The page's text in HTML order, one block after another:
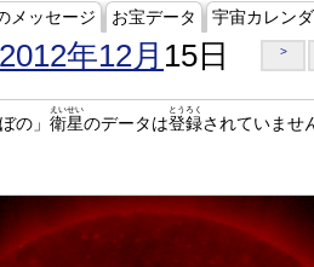
メッセージ お宝データ 宇宙カレン
2012年12月 15日 >
の」 衛星
えいせい
のデータは登録
とうろく
されていませ